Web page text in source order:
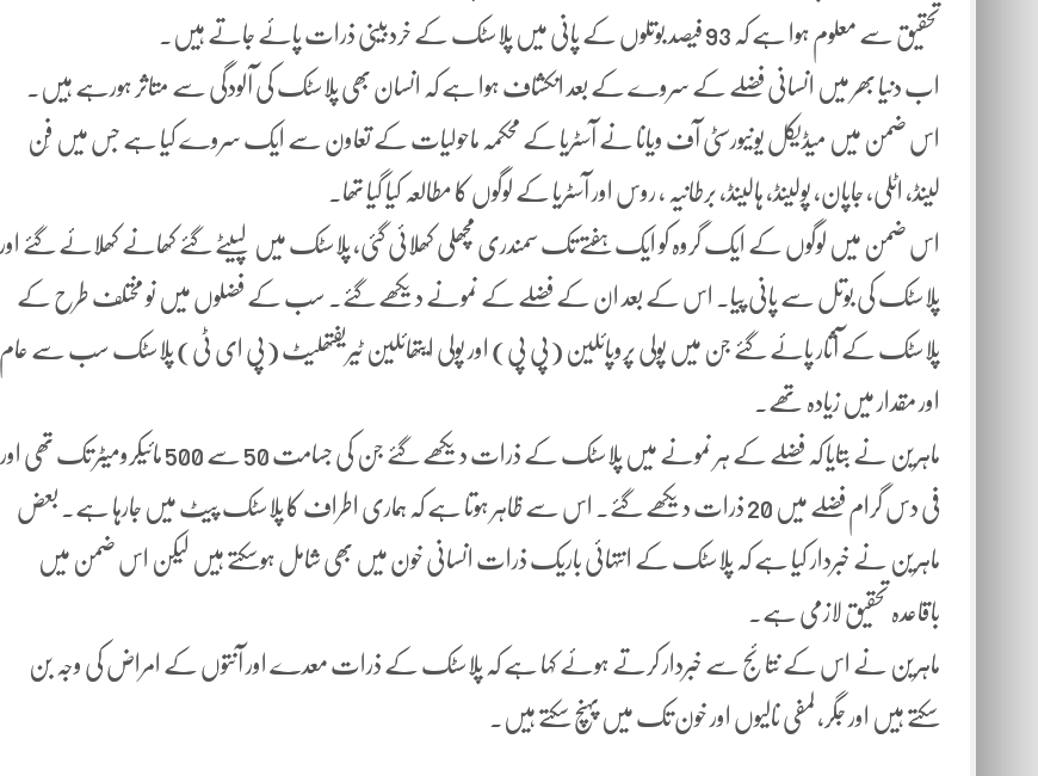
تحقیق سے معلوم ہوا ہے کہ 93 فیصد بوتلوں کے پانی میں پلاسٹک کے خردبینی ذرات پائے جاتے ہیں۔
اب دنیا بھر میں انسانی فضلے کے سروے کے بعد انکشاف ہوا ہے کہ انسان بھی پلاسٹک کی آلودگی سے متاثر ہورہے ہیں۔
اس ضمن میں میڈیکل یونیورسٹی آف ویانا نے آسٹریا کے محکمہ ماحولیات کے تعاون سے ایک سروے کیا ہے جس میں فِن
لینڈ، اٹلی، جاپان، پولینڈ، ہالینڈ، برطانیہ ، روس اور آسٹریا کے لوگوں کا مطالعہ کیا گیا تھا۔
اس ضمن میں لوگوں کے ایک گروہ کو ایک ہفتے تک سمندری مچھلی کھلائی گئی، پلاسٹک میں لپیٹے گئے کھانے کھلائے گئے اور
پلاسٹک کی بوتل سے پانی پیا۔ اس کے بعد ان کے فضلے کے نمونے دیکھے گئے۔ سب کے فضلوں میں نو مختلف طرح کے
پلاسٹک کے آثار پائے گئے جن میں پولی پروپائلین (پی پی) اور پولی ایتھائلین ٹیریفتھلیٹ (پی ای ٹی) پلاسٹک سب سے عام
اور مقدار میں زیادہ تھے۔
ماہرین نے بتایا کہ فضلے کے ہر نمونے میں پلاسٹک کے ذرات دیکھے گئے جن کی جسامت 50 سے 500 مائیکرومیٹر تک تھی اور
فی دس گرام فضلے میں 20 ذرات دیکھے گئے۔ اس سے ظاہر ہوتا ہے کہ ہماری اطراف کا پلاسٹک پیٹ میں جارہا ہے۔ بعض
ماہرین نے خبردار کیا ہے کہ پلاسٹک کے انتہائی باریک ذرات انسانی خون میں بھی شامل ہوسکتے ہیں لیکن اس ضمن میں
باقاعدہ تحقیق لازمی ہے۔
ماہرین نے اس کے نتائج سے خبردار کرتے ہوئے کہا ہے کہ پلاسٹک کے ذرات معدے اور آنتوں کے امراض کی وجہ بن
سکتے ہیں اور جگر، لمفی نالیوں اور خون تک میں پہنچ سکتے ہیں۔